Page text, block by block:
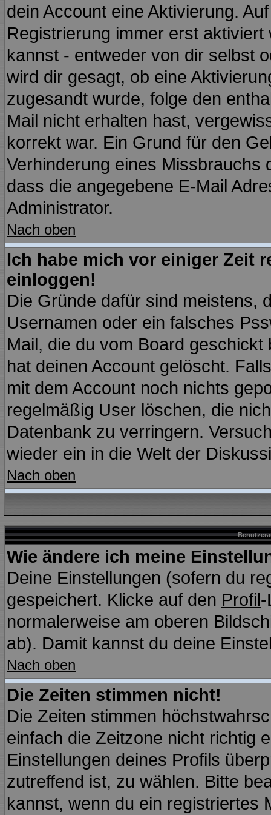
dein Account eine Aktivierung.
Registrierung immer erst
kannst - entweder von dir selbst
wird dir gesagt, ob eine
zugesandt wurde, folge den
Mail nicht erhalten hast,
korrekt war. Ein Grund für den
Verhinderung eines Missbrauchs
dass die angegebene E-Mail
Administrator.
Nach oben
Ich habe mich vor einiger Zeit
einloggen!
Die Gründe dafür sind meistens,
Usernamen oder ein falsches
Mail, die du vom Board
hat deinen Account gelöscht.
mit dem Account noch nichts
regelmäßig User löschen, die
Datenbank zu verringern.
wieder ein in die Welt der
Nach oben
Wie ändere ich meine
Deine Einstellungen (sofern du
gespeichert. Klicke auf den Profil-
normalerweise am oberen
ab). Damit kannst du deine
Nach oben
Die Zeiten stimmen nicht!
Die Zeiten stimmen
einfach die Zeitzone nicht richtig
Einstellungen deines Profils
zutreffend ist, zu wählen. Bitte
kannst, wenn du ein registriertes